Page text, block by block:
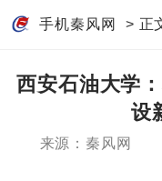
手机秦风网 > 正
西安石油大学
设
来源：秦风网